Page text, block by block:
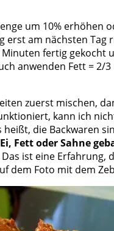
um 10% erhöhen
erst am nächsten
fertig
anwenden Fett = 2/
zuerst mischen,
kann ich
heißt, die Backwaren
Fett oder Sahne
ist eine
dem Foto mit dem